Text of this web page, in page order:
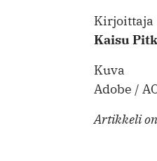
Kirjoittaja
Kaisu
Kuva
Adobe /
Artikkeli